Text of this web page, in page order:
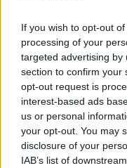
If you wish to opt-out
processing of your
targeted advertising by
section to confirm your
opt-out request is
interest-based ads
us or personal
your opt-out. You may
disclosure of your
IAB’s list of
youtube